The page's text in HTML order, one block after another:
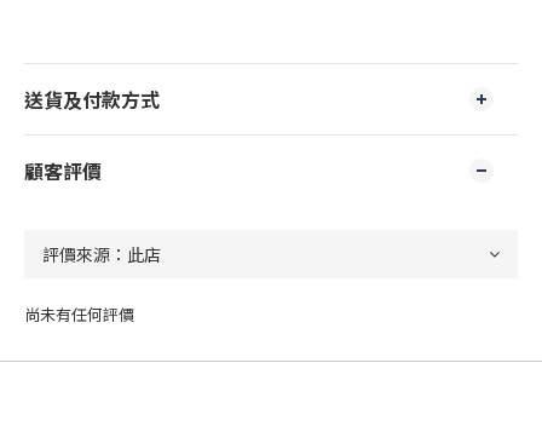
送貨及付款方式
顧客評價
尚未有任何評價